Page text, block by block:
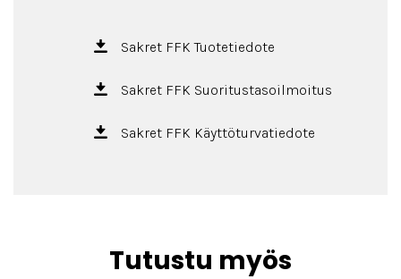
Sakret FFK Tuotetiedote
Sakret FFK Suoritustasoilmoitus
Sakret FFK Käyttöturvatiedote
Tutustu myös